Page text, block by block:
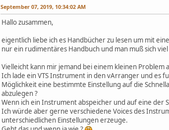
September 07, 2019, 10:34:02 AM
Hallo zusammen,
eigentlich liebe ich es Handbücher zu lesen um mit
nur ein rudimentäres Handbuch und man muß sich
Vielleicht kann mir jemand bei einem kleinen Problem
Ich lade ein VTS Instrument in den vArranger und es
Möglichkeit eine bestimmte Einstellung auf die
abzulegen ?
Wenn ich ein Instrument abspeicher und auf eine der
Ich würde aber gerne verschiedene Voices des
unterschiedlichen Einstellungen erzeuge.